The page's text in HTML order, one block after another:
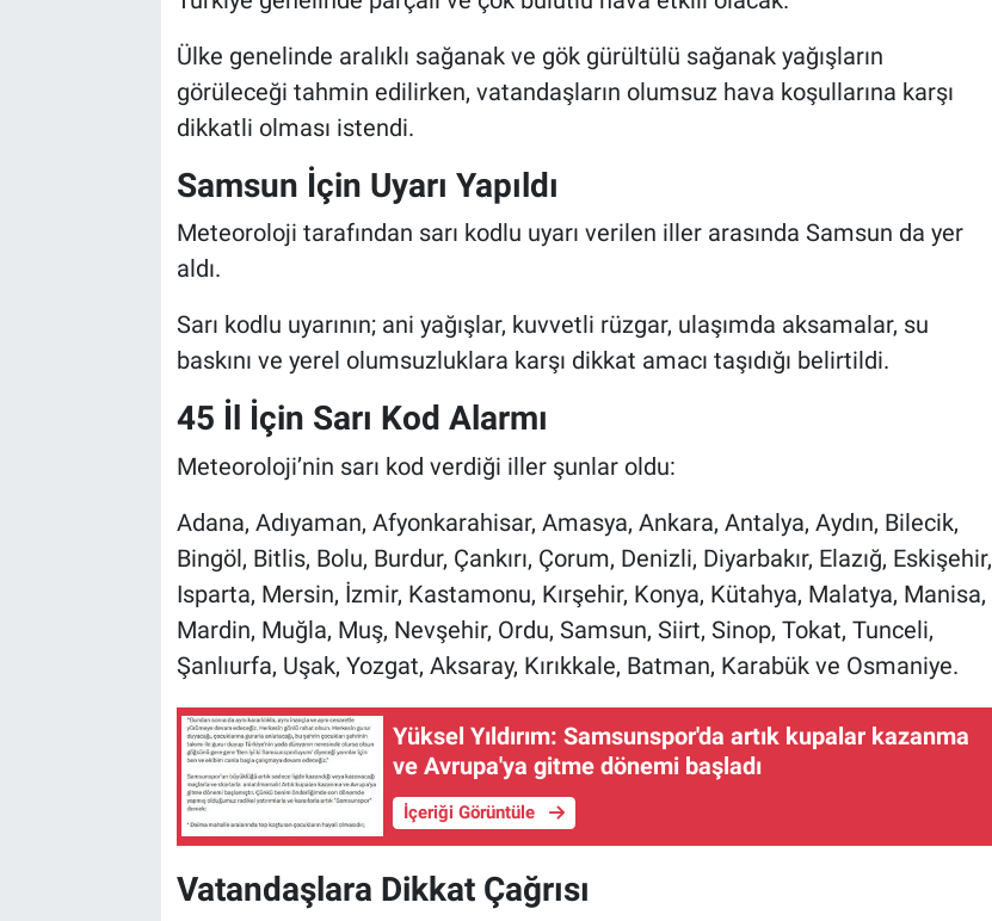
Ülke genelinde aralıklı sağanak ve gök gürültülü sağanak yağışların
görüleceği tahmin edilirken, vatandaşların olumsuz hava koşullarına karşı
dikkatli olması istendi.
Samsun İçin Uyarı Yapıldı
Meteoroloji tarafından sarı kodlu uyarı verilen iller arasında Samsun da yer
aldı.
Sarı kodlu uyarının; ani yağışlar, kuvvetli rüzgar, ulaşımda aksamalar, su
baskını ve yerel olumsuzluklara karşı dikkat amacı taşıdığı belirtildi.
45 İl İçin Sarı Kod Alarmı
Meteoroloji’nin sarı kod verdiği iller şunlar oldu:
Adana, Adıyaman, Afyonkarahisar, Amasya, Ankara, Antalya, Aydın, Bilecik,
Bingöl, Bitlis, Bolu, Burdur, Çankırı, Çorum, Denizli, Diyarbakır, Elazığ, Eskişehir,
Isparta, Mersin, İzmir, Kastamonu, Kırşehir, Konya, Kütahya, Malatya, Manisa,
Mardin, Muğla, Muş, Nevşehir, Ordu, Samsun, Siirt, Sinop, Tokat, Tunceli,
Şanlıurfa, Uşak, Yozgat, Aksaray, Kırıkkale, Batman, Karabük ve Osmaniye.
Yüksel Yıldırım: Samsunspor'da artık kupalar kazanma
ve Avrupa'ya gitme dönemi başladı
İçeriği Görüntüle
Vatandaşlara Dikkat Çağrısı